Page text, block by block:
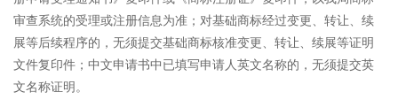
审查系统的受理或注册信息为准；对基础商标经过变更、转让、续
展等后续程序的，无须提交基础商标核准变更、转让、续展等证明
文件复印件；中文申请书中已填写申请人英文名称的，无须提交英
文名称证明。